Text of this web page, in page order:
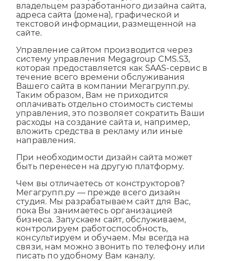
Согласно договору, Вы будете являться
владельцем разработанного дизайна сайта,
адреса сайта (домена), графической и
текстовой информации, размещенной на
Управление сайтом производится через
систему управления Megagroup CMS.S3,
которая предоставляется как SAAS-сервис в
течение всего времени обслуживания
Вашего сайта в компании Мегагрупп.ру.
Таким образом, Вам не приходится
оплачивать отдельно стоимость системы
управления, это позволяет сократить Ваши
расходы на создание сайта и, например,
вложить средства в рекламу или иные
При необходимости дизайн сайта может
Чем вы отличаетесь от конструкторов?
Мегагрупп.ру — прежде всего дизайн
студия. Мы разрабатываем сайт для Вас,
пока Вы занимаетесь организацией
бизнеса. Запускаем сайт, обслуживаем,
контролируем работоспособность,
консультируем и обучаем. Мы всегда на
связи, нам можно звонить по телефону или